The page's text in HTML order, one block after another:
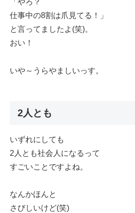
仕事中の8割は爪見てる！」
と言ってましたよ(笑)。
おい！
いや～うらやましいっす。
2人とも
いずれにしても
2人とも社会人になるって
すごいことですよね。
なんかほんと
さびしいけど(笑)